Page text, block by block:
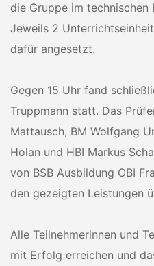
die Gruppe im technischen
Jeweils 2
dafür angesetzt.
Gegen 15 Uhr fand
Truppmann statt. Das
Mattausch, BM Wolfgang
Holan und HBI Markus
von BSB Ausbildung OBI
den gezeigten Leistungen
Alle Teilnehmerinnen und
mit Erfolg erreichen und